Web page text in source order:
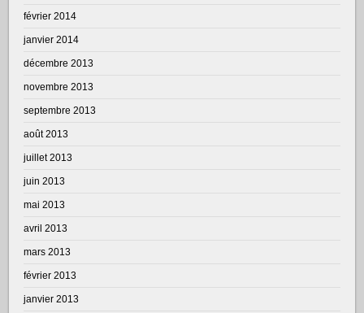
février 2014
janvier 2014
décembre 2013
novembre 2013
septembre 2013
août 2013
juillet 2013
juin 2013
mai 2013
avril 2013
mars 2013
février 2013
janvier 2013